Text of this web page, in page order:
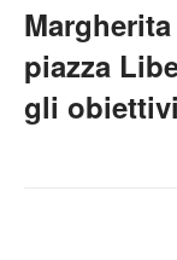
piazza
gli